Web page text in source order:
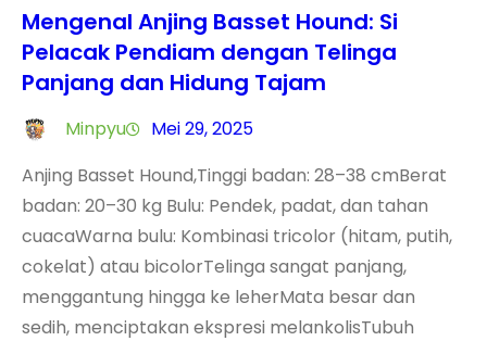
Mengenal Anjing Basset Hound: Si
Pelacak Pendiam dengan Telinga
Panjang dan Hidung Tajam
Minpyu
Mei 29, 2025
Anjing Basset Hound,Tinggi badan: 28–38 cmBerat
badan: 20–30 kg Bulu: Pendek, padat, dan tahan
cuacaWarna bulu: Kombinasi tricolor (hitam, putih,
cokelat) atau bicolorTelinga sangat panjang,
menggantung hingga ke leherMata besar dan
sedih, menciptakan ekspresi melankolisTubuh